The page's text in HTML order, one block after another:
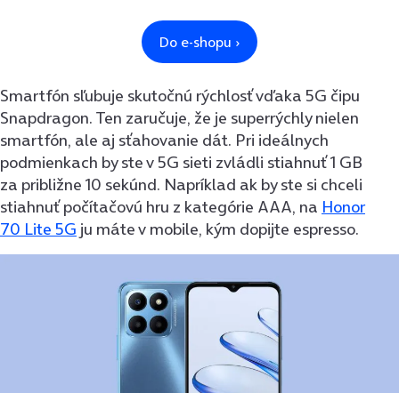
Smartfón sľubuje skutočnú rýchlosť vďaka 5G čipu
Snapdragon. Ten zaručuje, že je superrýchly nielen
smartfón, ale aj sťahovanie dát. Pri ideálnych
podmienkach by ste v 5G sieti zvládli stiahnuť 1 GB
za približne 10 sekúnd. Napríklad ak by ste si chceli
stiahnuť počítačovú hru z kategórie AAA, na Honor
70 Lite 5G ju máte v mobile, kým dopijte espresso.